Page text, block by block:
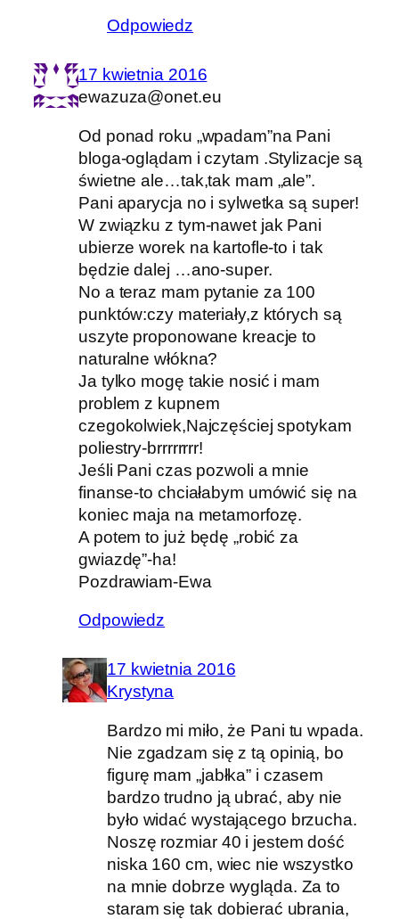
Odpowiedz
17 kwietnia 2016
ewazuza@onet.eu
Od ponad roku „wpadam”na Pani
bloga-oglądam i czytam .Stylizacje są
świetne ale…tak,tak mam „ale”.
Pani aparycja no i sylwetka są super!
W związku z tym-nawet jak Pani
ubierze worek na kartofle-to i tak
będzie dalej …ano-super.
No a teraz mam pytanie za 100
punktów:czy materiały,z których są
uszyte proponowane kreacje to
naturalne włókna?
Ja tylko mogę takie nosić i mam
problem z kupnem
czegokolwiek,Najczęściej spotykam
poliestry-brrrrrrrr!
Jeśli Pani czas pozwoli a mnie
finanse-to chciałabym umówić się na
koniec maja na metamorfozę.
A potem to już będę „robić za
gwiazdę”-ha!
Pozdrawiam-Ewa
Odpowiedz
17 kwietnia 2016
Krystyna
Bardzo mi miło, że Pani tu wpada.
Nie zgadzam się z tą opinią, bo
figurę mam „jabłka” i czasem
bardzo trudno ją ubrać, aby nie
było widać wystającego brzucha.
Noszę rozmiar 40 i jestem dość
niska 160 cm, wiec nie wszystko
na mnie dobrze wygląda. Za to
staram się tak dobierać ubrania,